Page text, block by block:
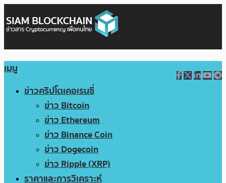
เมนู
ข่าวคริปโตเคอเรนซี่
ข่าว Bitcoin
ข่าว Ethereum
ข่าว Binance Coin
ข่าว Dogecoin
ข่าว Ripple (XRP)
ราคาและการวิเคราะห์